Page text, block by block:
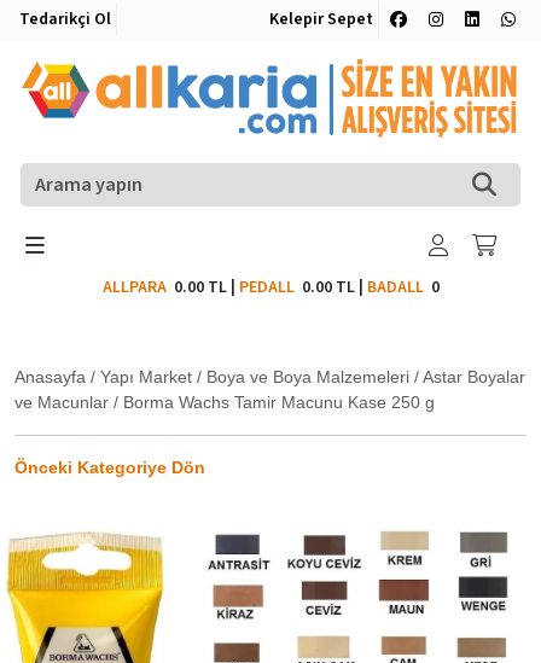
Tedarikçi Ol Kelepir Sepet
ALLPARA 0.00 TL| PEDALL 0.00 TL| BADALL0
Anasayfa / Yapı Market / Boya ve Boya Malzemeleri /Astar Boyalar
ve Macunlar / Borma Wachs Tamir Macunu Kase 250 g
Önceki Kategoriye Dön